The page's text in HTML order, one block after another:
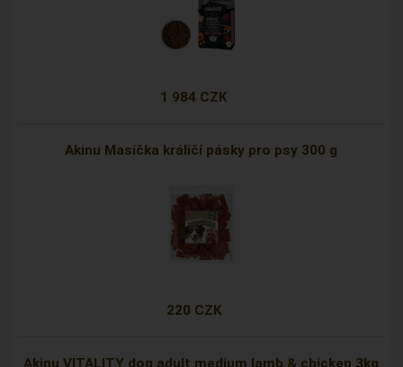
1 984 CZK
Akinu Masíčka králičí pásky pro psy 300 g
220 CZK
Akinu VITALITY dog adult medium lamb & chicken 3kg